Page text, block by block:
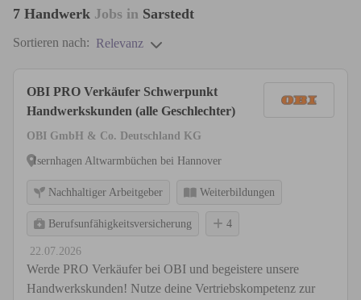
7 Handwerk Jobs in Sarstedt
Sortieren nach: Relevanz
OBI PRO Verkäufer Schwerpunkt
Handwerkskunden (alle Geschlechter)
OBI GmbH & Co. Deutschland KG
Isernhagen Altwarmbüchen bei Hannover
Nachhaltiger Arbeitgeber Weiterbildungen
Berufsunfähigkeitsversicherung 4
22.07.2026
Werde PRO Verkäufer bei OBI und begeistere unsere
Handwerkskunden! Nutze deine Vertriebskompetenz zur